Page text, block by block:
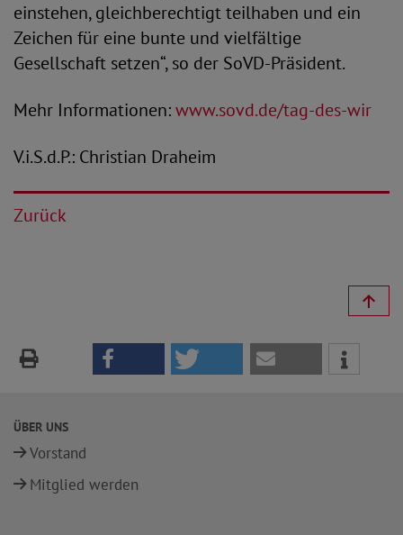
einstehen, gleichberechtigt teilhaben und ein
Zeichen für eine bunte und vielfältige
Gesellschaft setzen“, so der SoVD-Präsident.
Mehr Informationen:www.sovd.de/tag-des-wir
V.i.S.d.P.: Christian Draheim
Zurück
ÜBER UNS
Vorstand
Mitglied werden